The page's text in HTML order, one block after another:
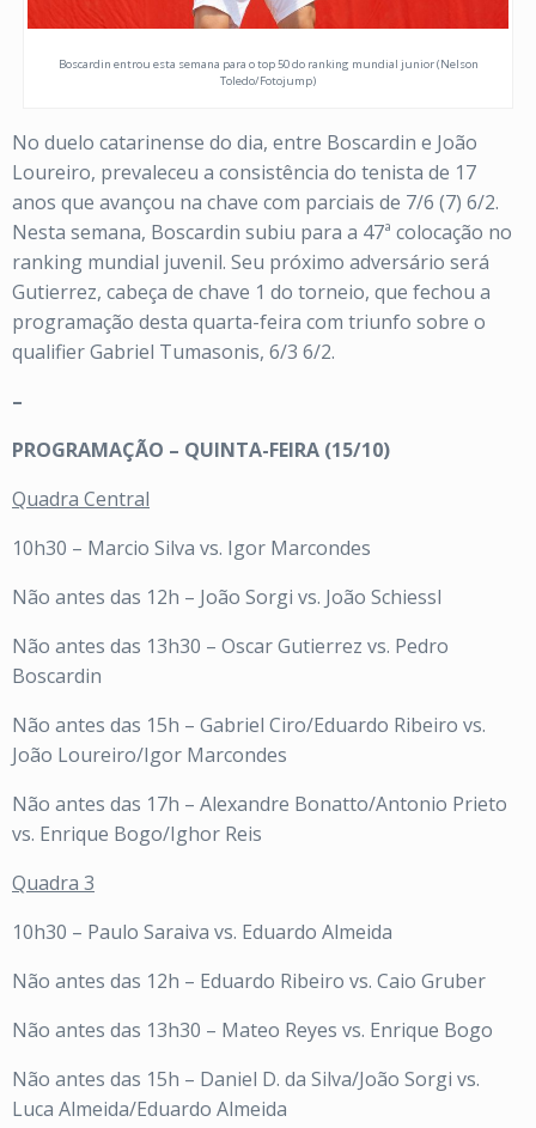
Boscardin entrou esta semana para o top 50 do ranking mundial junior (Nelson
Toledo/Fotojump)
No duelo catarinense do dia, entre Boscardin e João
Loureiro, prevaleceu a consistência do tenista de 17
anos que avançou na chave com parciais de 7/6 (7) 6/2.
Nesta semana, Boscardin subiu para a 47ª colocação no
ranking mundial juvenil. Seu próximo adversário será
Gutierrez, cabeça de chave 1 do torneio, que fechou a
programação desta quarta-feira com triunfo sobre o
qualifier Gabriel Tumasonis, 6/3 6/2.
–
PROGRAMAÇÃO – QUINTA-FEIRA (15/10)
Quadra Central
10h30 – Marcio Silva vs. Igor Marcondes
Não antes das 12h – João Sorgi vs. João Schiessl
Não antes das 13h30 – Oscar Gutierrez vs. Pedro
Boscardin
Não antes das 15h – Gabriel Ciro/Eduardo Ribeiro vs.
João Loureiro/Igor Marcondes
Não antes das 17h – Alexandre Bonatto/Antonio Prieto
vs. Enrique Bogo/Ighor Reis
Quadra 3
10h30 – Paulo Saraiva vs. Eduardo Almeida
Não antes das 12h – Eduardo Ribeiro vs. Caio Gruber
Não antes das 13h30 – Mateo Reyes vs. Enrique Bogo
Não antes das 15h – Daniel D. da Silva/João Sorgi vs.
Luca Almeida/Eduardo Almeida